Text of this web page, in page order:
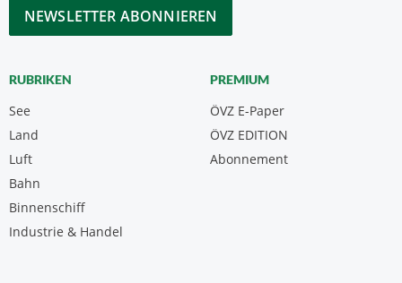
CAPTCHA
RUBRIKEN
See
Land
Luft
Bahn
Binnenschiff
Industrie & Handel
PREMIUM
ÖVZ E-Paper
Abonnement
ÖVZ EDITION